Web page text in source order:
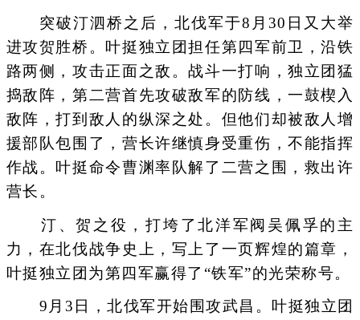
突破汀泗桥之后，北伐军于8月30日又大举
进攻贺胜桥。叶挺独立团担任第四军前卫，沿铁
路两侧，攻击正面之敌。战斗一打响，独立团猛
捣敌阵，第二营首先攻破敌军的防线，一鼓楔入
敌阵，打到敌人的纵深之处。但他们却被敌人增
援部队包围了，营长许继慎身受重伤，不能指挥
作战。叶挺命令曹渊率队解了二营之围，救出许
营长。
汀、贺之役，打垮了北洋军阀吴佩孚的主
力，在北伐战争史上，写上了一页辉煌的篇章，
叶挺独立团为第四军赢得了“铁军”的光荣称号。
9月3日，北伐军开始围攻武昌。叶挺独立团